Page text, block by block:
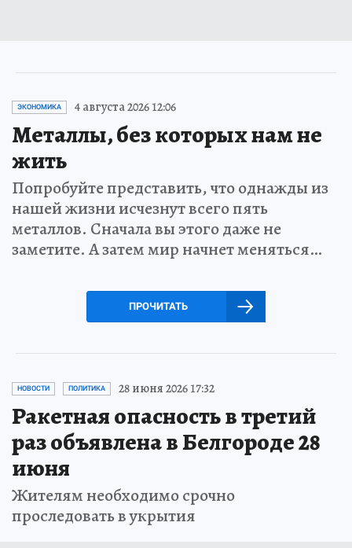
ЭКОНОМИКА 4 августа 2026 12:06
Металлы, без которых нам не
жить
Попробуйте представить, что однажды из
нашей жизни исчезнут всего пять
металлов. Сначала вы этого даже не
заметите. А затем мир начнет меняться…
ПРОЧИТАТЬ
НОВОСТИ ПОЛИТИКА 28 июня 2026 17:32
Ракетная опасность в третий
раз объявлена в Белгороде 28
июня
Жителям необходимо срочно
проследовать в укрытия